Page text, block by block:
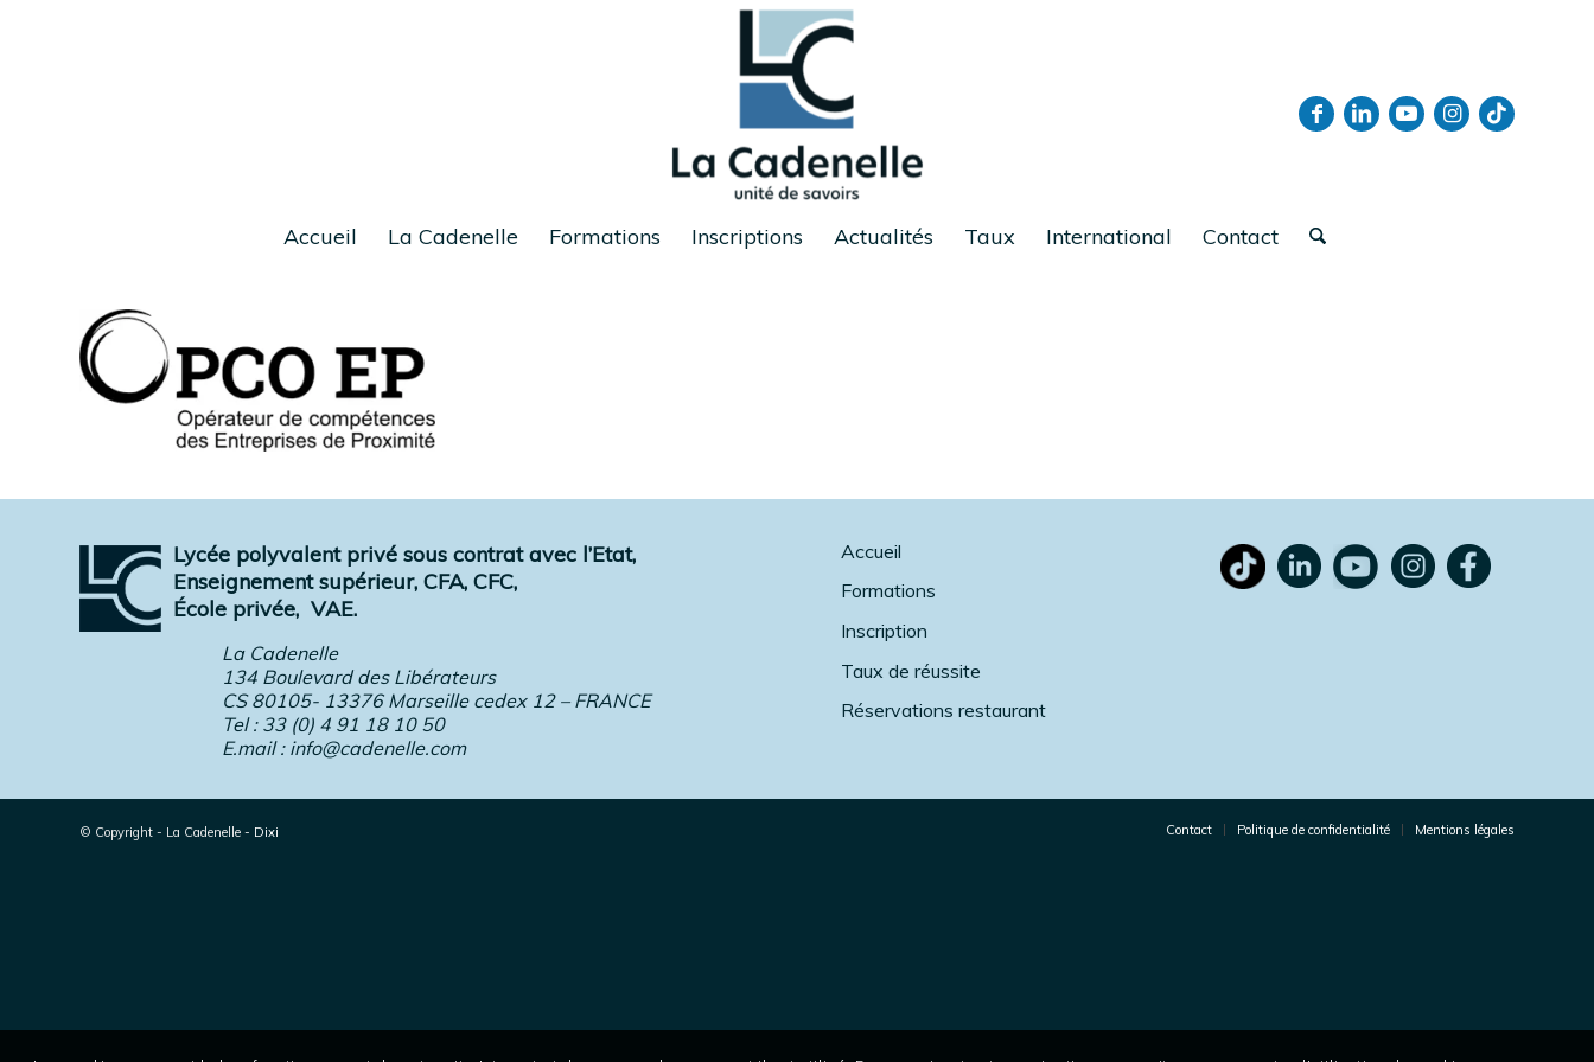
Accueil La Cadenelle Formations Inscriptions Actualités Taux International Contact
Lycée polyvalent privé sous contrat avec l’Etat,
Enseignement supérieur, CFA, CFC,
École privée, VAE.
La Cadenelle
134 Boulevard des Libérateurs
CS 80105- 13376 Marseille cedex 12 – FRANCE
Tel : 33 (0) 4 91 18 10 50
E.mail : info@cadenelle.com
Accueil
Formations
Inscription
Taux de réussite
Réservations restaurant
© Copyright - La Cadenelle - Dixi Contact Politique de confidentialité Mentions légales